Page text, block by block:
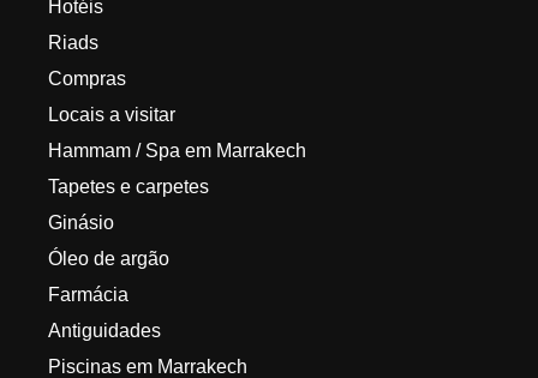
Hotéis
Riads
Compras
Locais a visitar
Hammam / Spa em Marrakech
Tapetes e carpetes
Ginásio
Óleo de argão
Farmácia
Antiguidades
Piscinas em Marrakech